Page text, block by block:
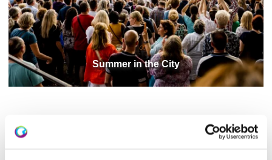
Summer in the City
Juli